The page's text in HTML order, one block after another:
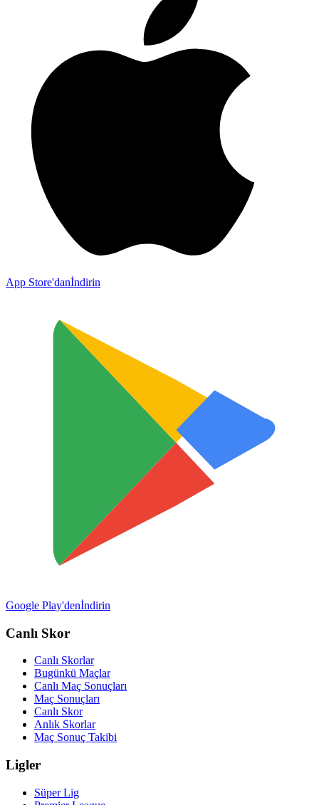
App Store'danİndirin
Google Play'denİndirin
Canlı Skor
Canlı Skorlar
Bugünkü Maçlar
Canlı Maç Sonuçları
Maç Sonuçları
Canlı Skor
Anlık Skorlar
Maç Sonuç Takibi
Ligler
Süper Lig